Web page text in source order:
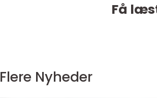
Få
Flere Nyheder